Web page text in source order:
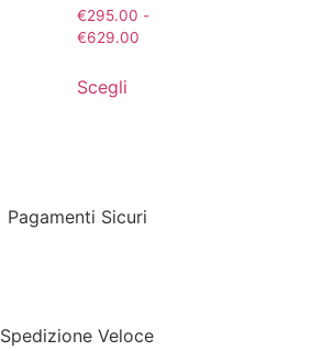
€295.00 -
€629.00
Scegli
Pagamenti Sicuri
Spedizione Veloce